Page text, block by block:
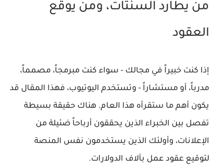
من يطارد السنتات، ومن يوقع
العقود
إذا كنت خبيراً في مجالك - سواء كنت مبرمجاً، مصمماً،
مدرباً، أو مستشاراً - وتستخدم اليوتيوب، فهذا المقال قد
يكون أهم ما ستقرأه هذا العام. هناك حقيقة بسيطة
تفصل بين الخبراء الذين يحققون أرباحاً ضئيلة من
الإعلانات، وأولئك الذين يستخدمون نفس المنصة
لتوقيع عقود عمل بآلاف الدولارات.